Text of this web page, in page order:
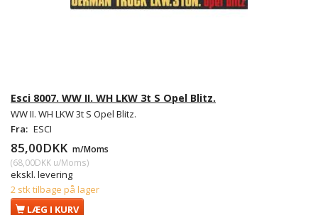
Esci 8007. WW II. WH LKW 3t S Opel Blitz.
WW II. WH LKW 3t S Opel Blitz.
Fra: ESCI
85,00DKK m/Moms
(68,00DKK u/Moms)
ekskl. levering
2 stk tilbage på lager
LÆG I KURV